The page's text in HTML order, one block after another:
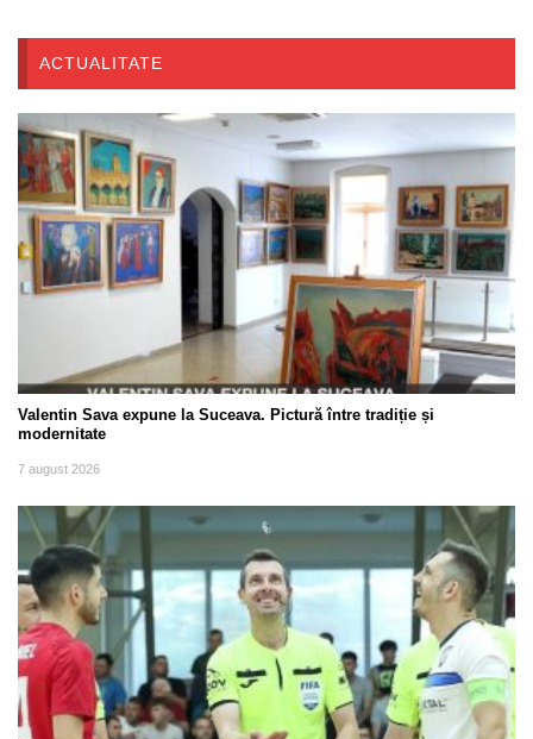
ACTUALITATE
Valentin Sava expune la Suceava. Pictură între tradiție și
modernitate
7 august 2026